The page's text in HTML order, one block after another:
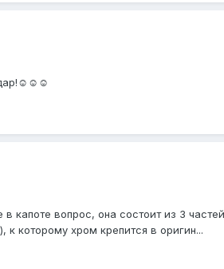
дар!☺️☺️☺️
капоте вопрос, она состоит из 3
к которому хром крепится в оригин...